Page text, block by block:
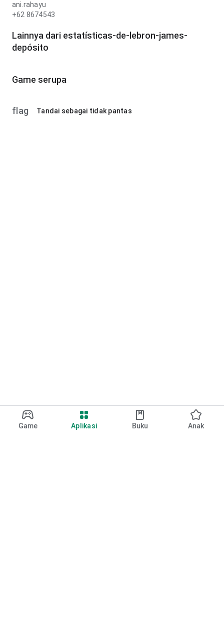
Game Aplikasi Buku Anak
ani.rahayu
+62 8674543
Lainnya dari estatísticas-de-lebron-james-
depósito
Game serupa
flag Tandai sebagai tidak pantas